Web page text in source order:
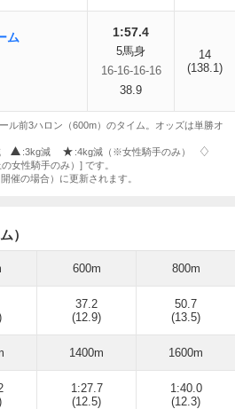
ム 1:57.4
5馬身
16-16-16-16
38.9
14
(138.1)
ル前3ハロン（600m）のタイム。オッズは単勝オ
:3kg減
:4kg減（※女性騎手のみ）
女性騎手のみ）] です。
催の場合）に更新されます。
）
600m 800m
37.2
(12.9)
50.7
(13.5)
1400m 1600m
1:27.7
(12.5)
1:40.0
(12.3)